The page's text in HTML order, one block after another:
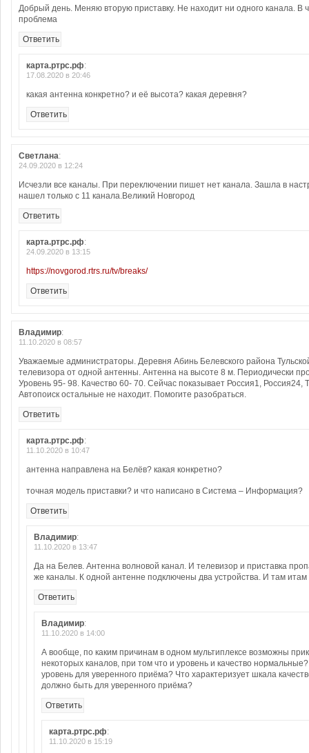
Добрый день. Меняю вторую приставку. Не находит ни одного канала. В
проблема
Ответить
карта.ртрс.рф:
17.08.2020 в 20:46
какая антенна конкретно? и её высота? какая деревня?
Ответить
Светлана:
24.09.2020 в 12:24
Исчезли все каналы. При переключении пишет нет канала. Зашла в
нашел только с 11 канала.Великий Новгород
Ответить
карта.ртрс.рф:
24.09.2020 в 13:15
https://novgorod.rtrs.ru/tv/breaks/
Ответить
Владимир:
11.10.2020 в 08:57
Уважаемые администраторы. Деревня Абинь Белевского района
телевизора от одной антенны. Антенна на высоте 8 м. Периодически
Уровень 95- 98. Качество 60- 70. Сейчас показывает Россия1, Россия24,
Автопоиск остальные не находит. Помогите разобраться.
Ответить
карта.ртрс.рф:
11.10.2020 в 10:47
антенна направлена на Белёв? какая конкретно?
точная модель приставки? и что написано в Система – Информация?
Ответить
Владимир:
11.10.2020 в 13:47
Да на Белев. Антенна волновой канал. И телевизор и приставка
же каналы. К одной антенне подключены два устройства. И там
Ответить
Владимир:
11.10.2020 в 14:00
А вообще, по каким причинам в одном мультиплексе возможны
некоторых каналов, при том что и уровень и качество
уровень для уверенного приёма? Что характеризует шкала
должно быть для уверенного приёма?
Ответить
карта.ртрс.рф:
11.10.2020 в 15:19